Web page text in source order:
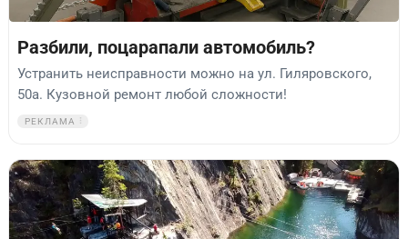
Разбили, поцарапали автомобиль?
Устранить неисправности можно на ул. Гиляровского,
50а. Кузовной ремонт любой сложности!
РЕКЛАМА